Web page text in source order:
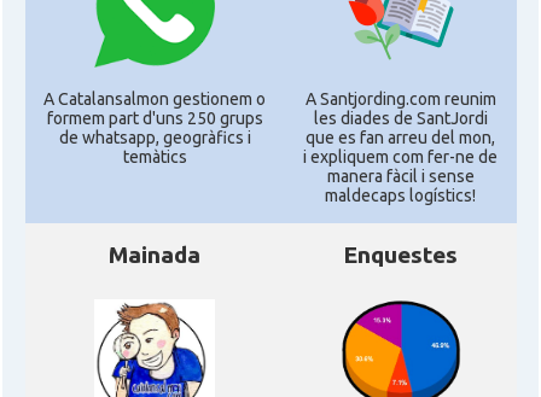
A Catalansalmon gestionem o
formem part d'uns 250 grups
de whatsapp, geogràfics i
temàtics
A Santjording.com reunim
les diades de SantJordi
que es fan arreu del mon,
i expliquem com fer-ne de
manera fàcil i sense
maldecaps logí­stics!
Mainada Enquestes